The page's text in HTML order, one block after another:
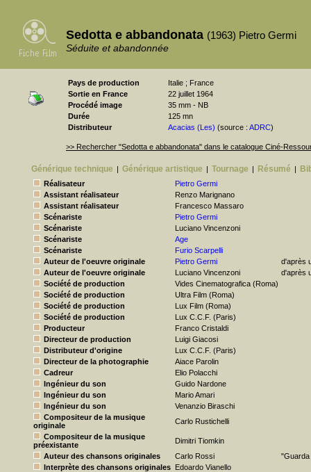
Sedotta e abbandonata (1963) Pietro Germi
Séduite et abandonnée
Pays de production
Italie ; France
Sortie en France
22 juillet 1964
Procédé image
35 mm - NB
Durée
125 mn
Distributeur
Acacias (Les) (source : ADRC)
>> Rechercher "Sedotta e abbandonata" dans le catalogue Ciné-
Générique technique | Générique artistique | Tournage | Résumé |
Réalisateur
Pietro Germi
Assistant réalisateur
Renzo Marignano
Assistant réalisateur
Francesco Massaro
Scénariste
Pietro Germi
Scénariste
Luciano Vincenzoni
Scénariste
Age
Scénariste
Furio Scarpelli
Auteur de l'oeuvre originale
Pietro Germi
d'après
Auteur de l'oeuvre originale
Luciano Vincenzoni
d'après
Société de production
Vides Cinematografica (Roma)
Société de production
Ultra Film (Roma)
Société de production
Lux Film (Roma)
Société de production
Lux C.C.F. (Paris)
Producteur
Franco Cristaldi
Directeur de production
Luigi Giacosi
Distributeur d'origine
Lux C.C.F. (Paris)
Directeur de la photographie
Aiace Parolin
Cadreur
Elio Polacchi
Ingénieur du son
Guido Nardone
Ingénieur du son
Mario Amari
Ingénieur du son
Venanzio Biraschi
Compositeur de la musique
originale
Carlo Rustichelli
Compositeur de la musique
préexistante
Dimitri Tiomkin
Auteur des chansons originales
Carlo Rossi
"Guarda
Interprète des chansons originales Edoardo Vianello